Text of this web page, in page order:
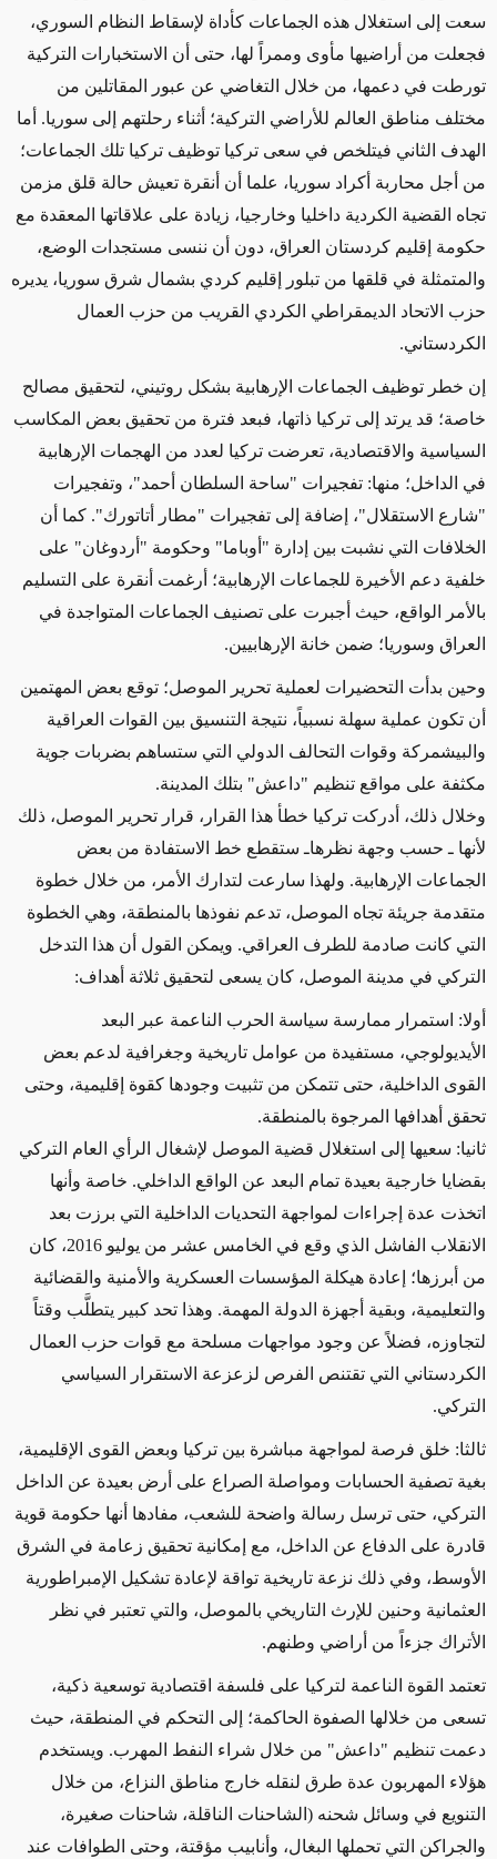
سعت إلى استغلال هذه الجماعات كأداة لإسقاط النظام السوري،
فجعلت من أراضيها مأوى وممراً لها، حتى أن الاستخبارات التركية
تورطت في دعمها، من خلال التغاضي عن عبور المقاتلين من
مختلف مناطق العالم للأراضي التركية؛ أثناء رحلتهم إلى سوريا. أما
الهدف الثاني فيتلخص في سعى تركيا توظيف تركيا تلك الجماعات؛
من أجل محاربة أكراد سوريا، علما أن أنقرة تعيش حالة قلق مزمن
تجاه القضية الكردية داخليا وخارجيا، زيادة على علاقاتها المعقدة مع
حكومة إقليم كردستان العراق، دون أن ننسى مستجدات الوضع،
والمتمثلة في قلقها من تبلور إقليم كردي بشمال شرق سوريا، يديره
حزب الاتحاد الديمقراطي الكردي القريب من حزب العمال
الكردستاني.
إن خطر توظيف الجماعات الإرهابية بشكل روتيني، لتحقيق مصالح
خاصة؛ قد يرتد إلى تركيا ذاتها، فبعد فترة من تحقيق بعض المكاسب
السياسية والاقتصادية، تعرضت تركيا لعدد من الهجمات الإرهابية
في الداخل؛ منها: تفجيرات "ساحة السلطان أحمد"، وتفجيرات
"شارع الاستقلال"، إضافة إلى تفجيرات "مطار أتاتورك". كما أن
الخلافات التي نشبت بين إدارة "أوباما" وحكومة "أردوغان" على
خلفية دعم الأخيرة للجماعات الإرهابية؛ أرغمت أنقرة على التسليم
بالأمر الواقع، حيث أجبرت على تصنيف الجماعات المتواجدة في
العراق وسوريا؛ ضمن خانة الإرهابيين.
وحين بدأت التحضيرات لعملية تحرير الموصل؛ توقع بعض المهتمين
أن تكون عملية سهلة نسبياً، نتيجة التنسيق بين القوات العراقية
والبيشمركة وقوات التحالف الدولي التي ستساهم بضربات جوية
مكثفة على مواقع تنظيم "داعش" بتلك المدينة.
وخلال ذلك، أدركت تركيا خطأ هذا القرار، قرار تحرير الموصل، ذلك
لأنها ـ حسب وجهة نظرهاـ ستقطع خط الاستفادة من بعض
الجماعات الإرهابية. ولهذا سارعت لتدارك الأمر، من خلال خطوة
متقدمة جريئة تجاه الموصل، تدعم نفوذها بالمنطقة، وهي الخطوة
التي كانت صادمة للطرف العراقي. ويمكن القول أن هذا التدخل
التركي في مدينة الموصل، كان يسعى لتحقيق ثلاثة أهداف:
أولا: استمرار ممارسة سياسة الحرب الناعمة عبر البعد
الأيديولوجي، مستفيدة من عوامل تاريخية وجغرافية لدعم بعض
القوى الداخلية، حتى تتمكن من تثبيت وجودها كقوة إقليمية، وحتى
تحقق أهدافها المرجوة بالمنطقة.
ثانيا: سعيها إلى استغلال قضية الموصل لإشغال الرأي العام التركي
بقضايا خارجية بعيدة تمام البعد عن الواقع الداخلي. خاصة وأنها
اتخذت عدة إجراءات لمواجهة التحديات الداخلية التي برزت بعد
الانقلاب الفاشل الذي وقع في الخامس عشر من يوليو 2016، كان
من أبرزها؛ إعادة هيكلة المؤسسات العسكرية والأمنية والقضائية
والتعليمية، وبقية أجهزة الدولة المهمة. وهذا تحد كبير يتطلَّب وقتاً
لتجاوزه، فضلاً عن وجود مواجهات مسلحة مع قوات حزب العمال
الكردستاني التي تقتنص الفرص لزعزعة الاستقرار السياسي
التركي.
ثالثا: خلق فرصة لمواجهة مباشرة بين تركيا وبعض القوى الإقليمية،
بغية تصفية الحسابات ومواصلة الصراع على أرض بعيدة عن الداخل
التركي، حتى ترسل رسالة واضحة للشعب، مفادها أنها حكومة قوية
قادرة على الدفاع عن الداخل، مع إمكانية تحقيق زعامة في الشرق
الأوسط، وفي ذلك نزعة تاريخية تواقة لإعادة تشكيل الإمبراطورية
العثمانية وحنين للإرث التاريخي بالموصل، والتي تعتبر في نظر
الأتراك جزءاً من أراضي وطنهم.
تعتمد القوة الناعمة لتركيا على فلسفة اقتصادية توسعية ذكية،
تسعى من خلالها الصفوة الحاكمة؛ إلى التحكم في المنطقة، حيث
دعمت تنظيم "داعش" من خلال شراء النفط المهرب. ويستخدم
هؤلاء المهربون عدة طرق لنقله خارج مناطق النزاع، من خلال
التنويع في وسائل شحنه (الشاحنات الناقلة، شاحنات صغيرة،
والجراكن التي تحملها البغال، وأنابيب مؤقتة، وحتى الطوافات عند